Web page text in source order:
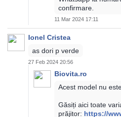
confirmare.
11 Mar 2024 17:11
Ionel Cristea
as dori p verde
27 Feb 2024 20:56
Biovita.ro
Acest model nu
Găsiți aici toate
prăjitor: https://